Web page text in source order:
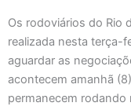
Os rodoviários do Rio
realizada nesta terça-
aguardar as
acontecem amanhã
permanecem rodando